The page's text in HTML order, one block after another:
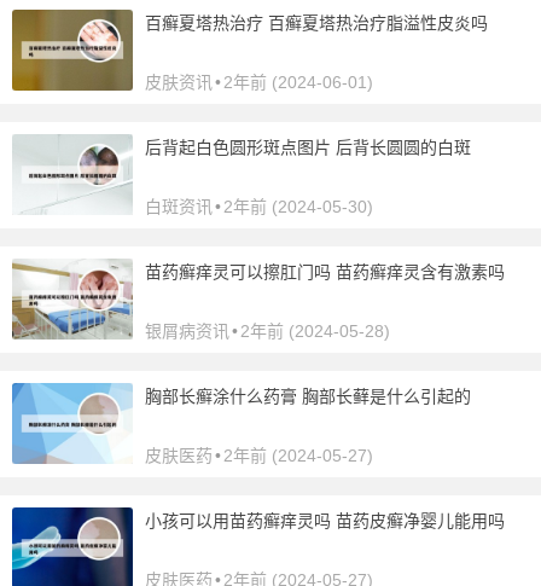
百癣夏塔热治疗 百癣夏塔热治疗脂溢性皮炎吗
皮肤资讯 •2年前 (2024-06-01)
后背起白色圆形斑点图片 后背长圆圆的白斑
白斑资讯 •2年前 (2024-05-30)
苗药癣痒灵可以擦肛门吗 苗药癣痒灵含有激素吗
银屑病资讯 •2年前 (2024-05-28)
胸部长癣涂什么药膏 胸部长藓是什么引起的
皮肤医药•2年前 (2024-05-27)
小孩可以用苗药癣痒灵吗 苗药皮癣净婴儿能用吗
皮肤医药•2年前 (2024-05-27)